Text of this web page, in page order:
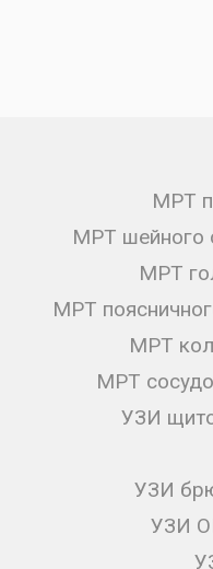
МРТ
МРТ шейного
МРТ
МРТ
МРТ
МРТ
УЗИ
УЗИ
УЗИ